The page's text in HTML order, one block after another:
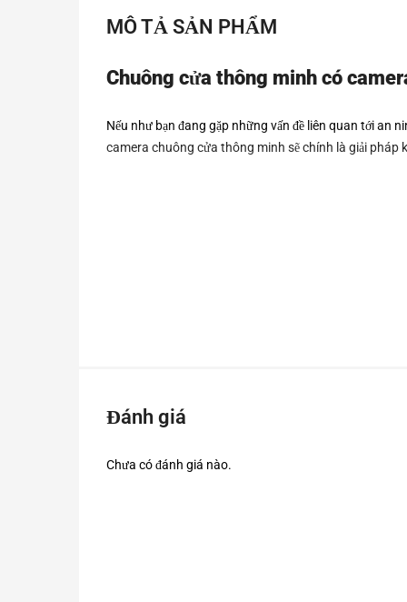
MÔ TẢ SẢN PHẨM
Chuông cửa thông minh có
Nếu như bạn đang gặp những vấn đề liên quan tới an
camera chuông cửa thông minh sẽ chính là giải pháp
ngoài cửa ra vào của căn hộ, còn với loa thì có thể
Đánh giá
Chưa có đánh giá nào.